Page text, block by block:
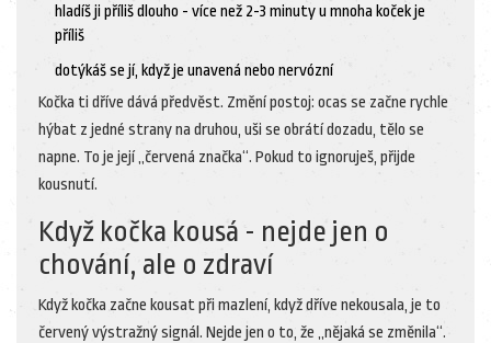
hladíš ji příliš dlouho - více než 2-3 minuty u mnoha koček je
příliš
dotýkáš se jí, když je unavená nebo nervózní
Kočka ti dříve dává předvěst. Změní postoj: ocas se začne rychle
hýbat z jedné strany na druhou, uši se obrátí dozadu, tělo se
napne. To je její „červená značka“. Pokud to ignoruješ, přijde
kousnutí.
Když kočka kousá - nejde jen o
chování, ale o zdraví
Když kočka začne kousat při mazlení, když dříve nekousala, je to
červený výstražný signál. Nejde jen o to, že „nějaká se změnila“.